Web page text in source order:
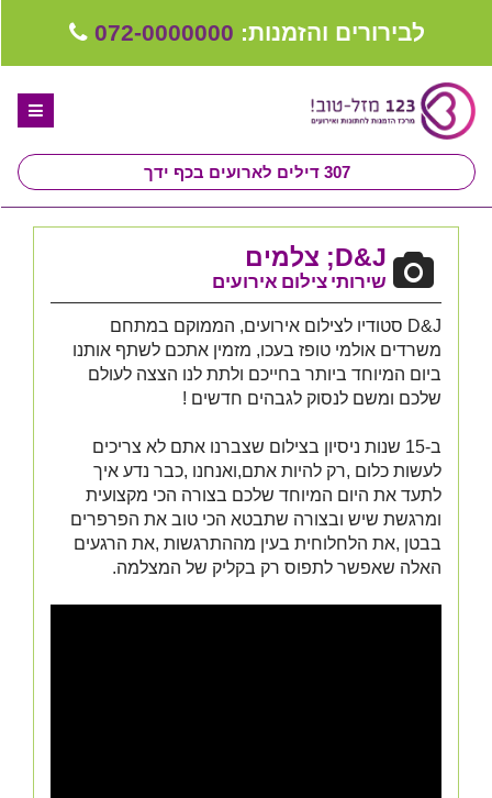
לבירורים והזמנות: 072-0000000
307 דילים לארועים בכף ידך
ספקים לחתונה מומלצים
קבלו ייעוץ בחינם
טיפים לארגון ותכנון חתונה
קבוצת וואטסאפ-ספקים עונים LIVE
שירות אישי בקליק
D&J; צלמים
שירותי צילום אירועים
D&J סטודיו לצילום אירועים, הממוקם במתחם
משרדים אולמי טופז בעכו, מזמין אתכם לשתף אותנו
ביום המיוחד ביותר בחייכם ולתת לנו הצצה לעולם
שלכם ומשם לנסוק לגבהים חדשים !
ב-15 שנות ניסיון בצילום שצברנו אתם לא צריכים
לעשות כלום ,רק להיות אתם,ואנחנו ,כבר נדע איך
לתעד את היום המיוחד שלכם בצורה הכי מקצועית
ומרגשת שיש ובצורה שתבטא הכי טוב את הפרפרים
בבטן ,את הלחלוחית בעין מההתרגשות ,את הרגעים
האלה שאפשר לתפוס רק בקליק של המצלמה.